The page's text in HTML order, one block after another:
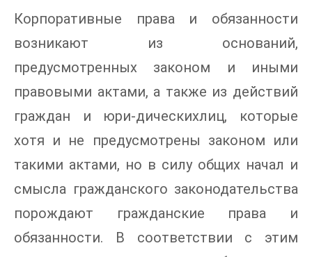
Корпоративные права и обязанности
возникают из оснований,
предусмотренных законом и иными
правовыми актами, а также из действий
граждан и юри-дическихлиц, которые
хотя и не предусмотрены законом или
такими актами, но в силу общих начал и
смысла гражданского законодательства
порождают гражданские права и
обязанности. В соответствии с этим